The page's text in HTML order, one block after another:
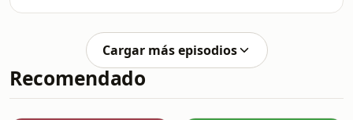
ASÍ me sentía. Podcast producido por
Fokinteve
Cargar más episodios
Recomendado